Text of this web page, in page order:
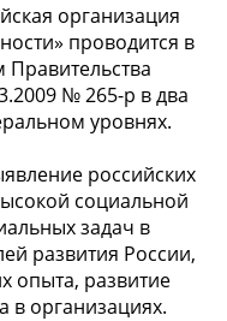
организация
проводится в
Правительства
№ 265-р в два
уровнях.
российских
социальной
задач в
развития России,
опыта, развитие
в организациях.